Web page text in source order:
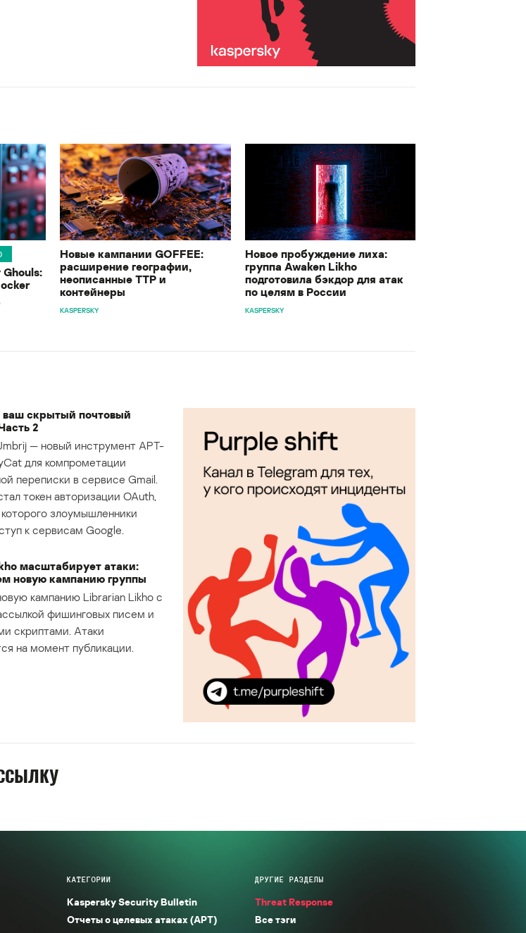
Новые кампании GOFFEE:
расширение географии,
неописанные TTP и
контейнеры
KASPERSKY
Новое пробуждение лиха:
группа Awaken Likho
подготовила бэкдор для атак
по целям в России
KASPERSKY
скрытый почтовый
2
— новый инструмент APT-
для компрометации
переписки в сервисе Gmail.
токен авторизации OAuth,
злоумышленники
к сервисам Google.
масштабирует атаки:
новую кампанию группы
кампанию Librarian Likho с
фишинговых писем и
скриптами. Атаки
на момент публикации.
КАТЕГОРИИ
Kaspersky Security Bulletin
Отчеты о целевых атаках (APT)
ДРУГИЕ РАЗДЕЛЫ
Threat Response
Все тэги